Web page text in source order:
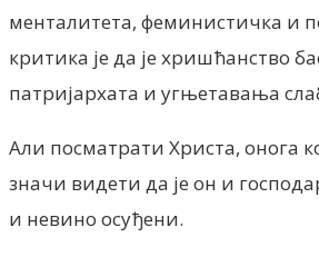
менталитета, феминистичка и
критика је да је хришћанство
патријархата и угњетавања
Али посматрати Христа, онога
значи видети да је он и
и невино осуђени.